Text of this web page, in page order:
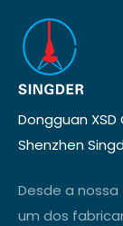
Dongguan
Shenzhen
Desde a nossa
um dos